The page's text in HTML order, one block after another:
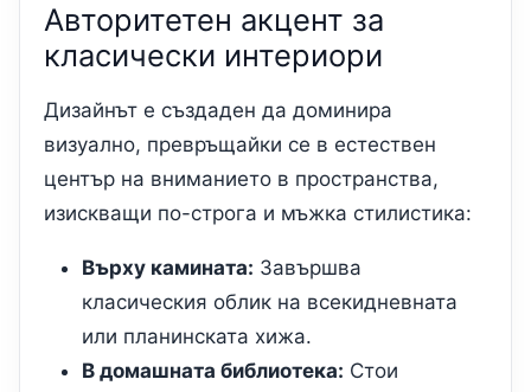
Авторитетен акцент за
класически интериори
Дизайнът е създаден да доминира
визуално, превръщайки се в естествен
център на вниманието в пространства,
изискващи по-строга и мъжка стилистика:
Върху камината: Завършва
класическия облик на всекидневната
или планинската хижа.
В домашната библиотека: Стои